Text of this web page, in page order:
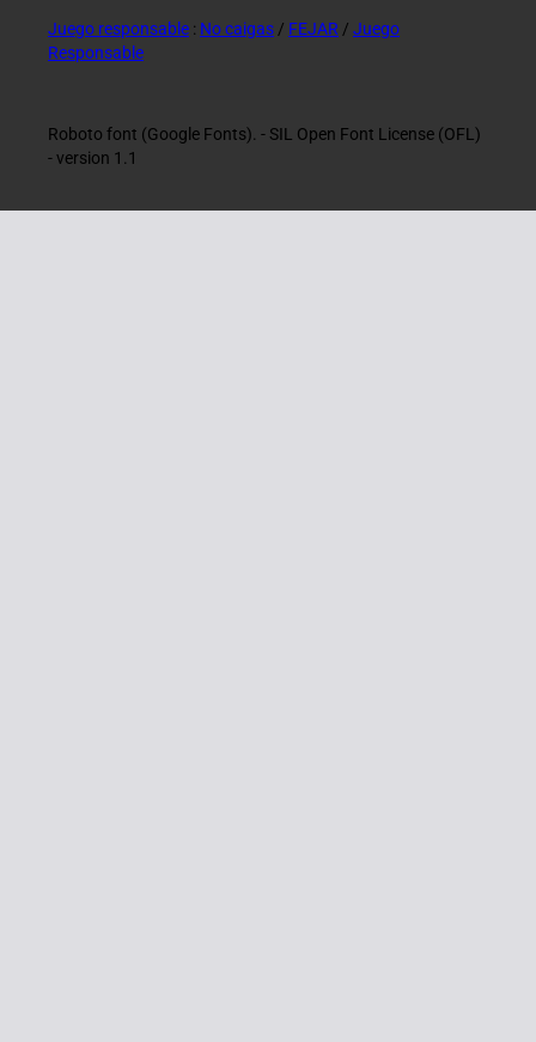
Juego responsable : No caigas / FEJAR / Juego
Responsable
Roboto font (Google Fonts). - SIL Open Font License (OFL)
- version 1.1